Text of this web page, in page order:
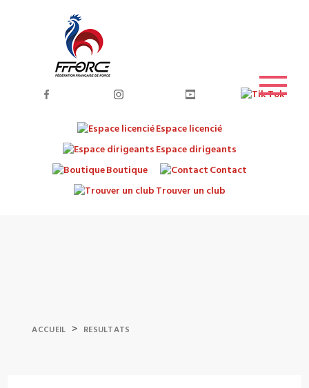
Espace licencié
Espace dirigeants
Boutique
Contact
Trouver un club
ACCUEIL > RESULTATS